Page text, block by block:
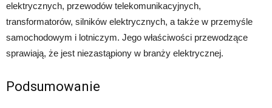
elektrycznych, przewodów telekomunikacyjnych,
transformatorów, silników elektrycznych, a także w przemyśle
samochodowym i lotniczym. Jego właściwości przewodzące
sprawiają, że jest niezastąpiony w branży elektrycznej.
Podsumowanie